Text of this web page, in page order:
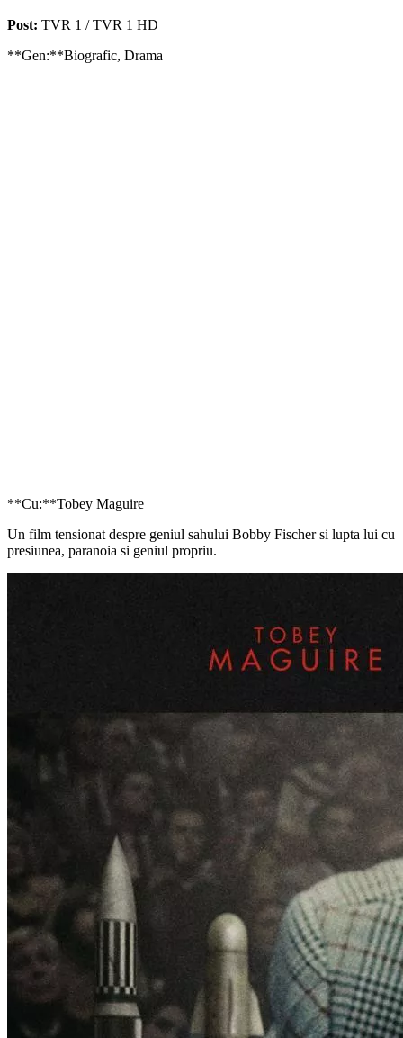
Post: TVR 1 / TVR 1 HD
**Gen:**Biografic, Drama
**Cu:**Tobey Maguire
Un film tensionat despre geniul sahului Bobby Fischer si lupta lui cu
presiunea, paranoia si geniul propriu.